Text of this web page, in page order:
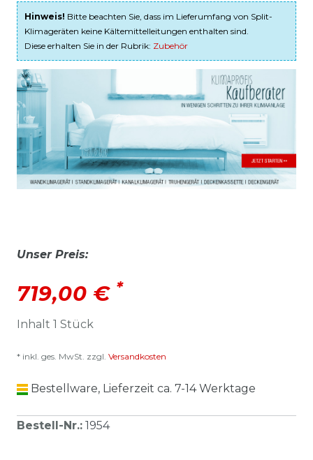
Hinweis! Bitte beachten Sie, dass im Lieferumfang von Split-
Klimageräten keine Kältemittelleitungen enthalten sind.
Diese erhalten Sie in der Rubrik: Zubehör
Unser Preis:
719,00 € *
Inhalt 1 Stück
* inkl. ges. MwSt. zzgl. Versandkosten
Bestellware, Lieferzeit ca. 7-14 Werktage
Bestell-Nr.: 1954